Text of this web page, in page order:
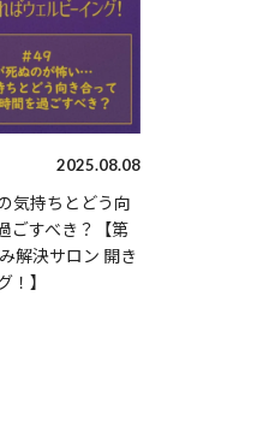
2025.08.08
気持ちとどう向
ごすべき？【第
解決サロン 開き
】